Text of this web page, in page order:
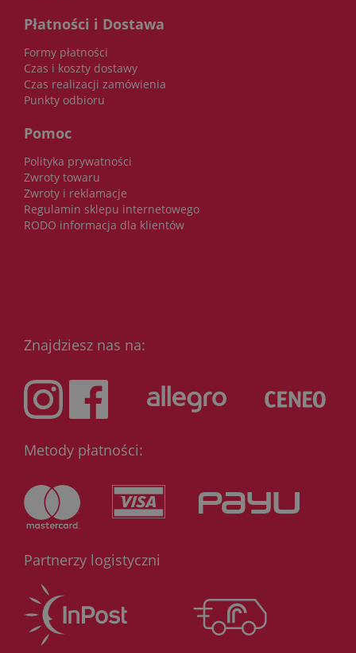
Płatności i Dostawa
Formy płatności
Czas i koszty dostawy
Czas realizacji zamówienia
Punkty odbioru
Pomoc
Polityka prywatności
Zwroty towaru
Zwroty i reklamacje
Regulamin sklepu internetowego
RODO informacja dla klientów
Znajdziesz nas na:
Metody płatności:
Partnerzy logistyczni